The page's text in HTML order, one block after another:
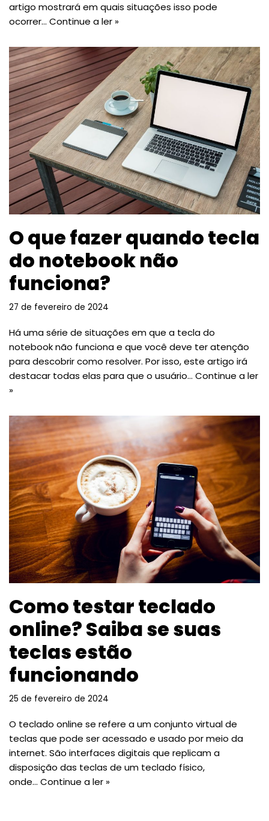
artigo mostrará em quais situações isso pode
ocorrer… Continue a ler »
O que fazer quando tecla
do notebook não
funciona?
27 de fevereiro de 2024
Há uma série de situações em que a tecla do
notebook não funciona e que você deve ter atenção
para descobrir como resolver. Por isso, este artigo irá
destacar todas elas para que o usuário… Continue a ler
»
Como testar teclado
online? Saiba se suas
teclas estão
funcionando
25 de fevereiro de 2024
O teclado online se refere a um conjunto virtual de
teclas que pode ser acessado e usado por meio da
internet. São interfaces digitais que replicam a
disposição das teclas de um teclado físico,
onde… Continue a ler »